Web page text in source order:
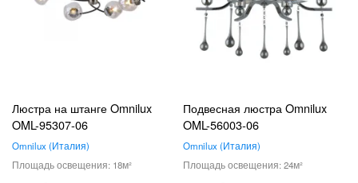
Люстра на штанге Omnilux
OML-95307-06
Omnilux Италия
18
Подвесная люстра Omnilux
OML-56003-06
Omnilux Италия
24